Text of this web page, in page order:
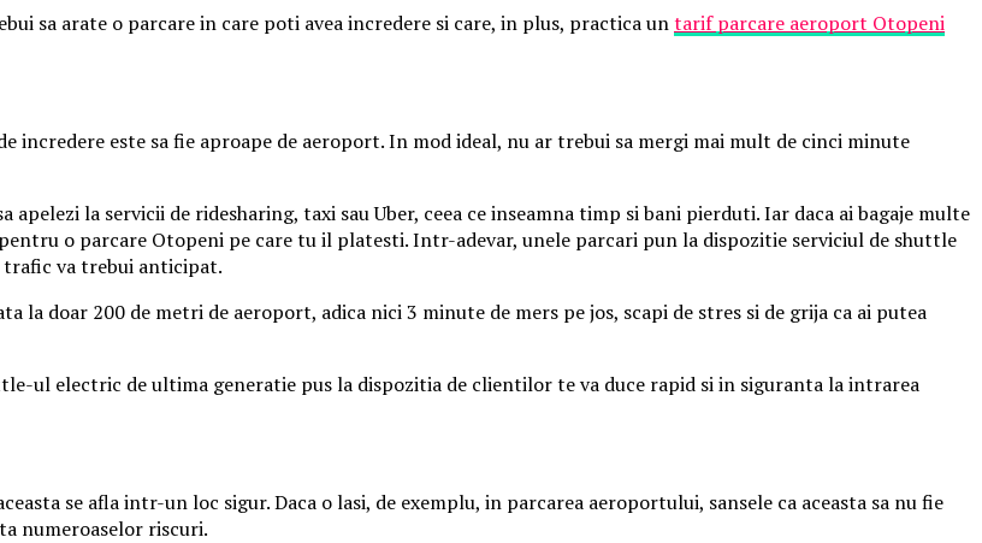
sa arate o parcare in care poti avea incredere si care, in plus, practica untarif parcare aeroport Otopeni
este sa fie aproape de aeroport. In mod ideal, nu ar trebui sa mergi mai mult de cinci minute
la servicii de ridesharing, taxi sau Uber, ceea ce inseamna timp si bani pierduti. Iar daca ai bagaje multe
o parcare Otopeni pe care tu il platesti. Intr-adevar, unele parcari pun la dispozitie serviciul de shuttle
va trebui anticipat.
la doar 200 de metri de aeroport, adica nici 3 minute de mers pe jos, scapi de stres si de grija ca ai putea
ul electric de ultima generatie pus la dispozitia de clientilor te va duce rapid si in siguranta la intrarea
se afla intr-un loc sigur. Daca o lasi, de exemplu, in parcarea aeroportului, sansele ca aceasta sa nu fie
numeroaselor riscuri.